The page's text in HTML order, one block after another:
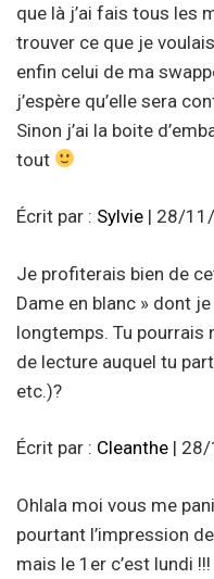
que là j’ai fais tous les
trouver ce que je
enfin celui de ma
j’espère qu’elle sera
Sinon j’ai la boite
tout
Écrit par : Sylvie | 28/
Je profiterais bien de
Dame en blanc » dont
longtemps. Tu pourrais
de lecture auquel tu
etc.)?
Écrit par : Cleanthe |
Ohlala moi vous me
pourtant l’impression
mais le 1er c’est lundi